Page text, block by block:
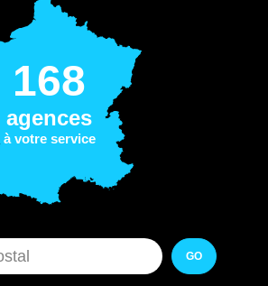
168
agences
à votre service
GO